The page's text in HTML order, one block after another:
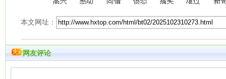
本文网址：
网友评论